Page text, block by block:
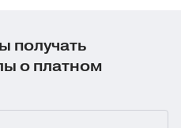
получать
о платном